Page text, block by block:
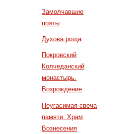
Замолчавшие
поэты
Духова роща
Покровский
Колчеданский
монастырь.
Возрождение
Неугасимая свеча
памяти. Храм
Вознесения